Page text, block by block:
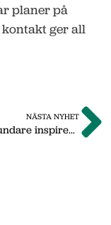
planer på
ger all
NÄSTA NYHET
Nellys grundare inspirerade i Nässjö Business Park